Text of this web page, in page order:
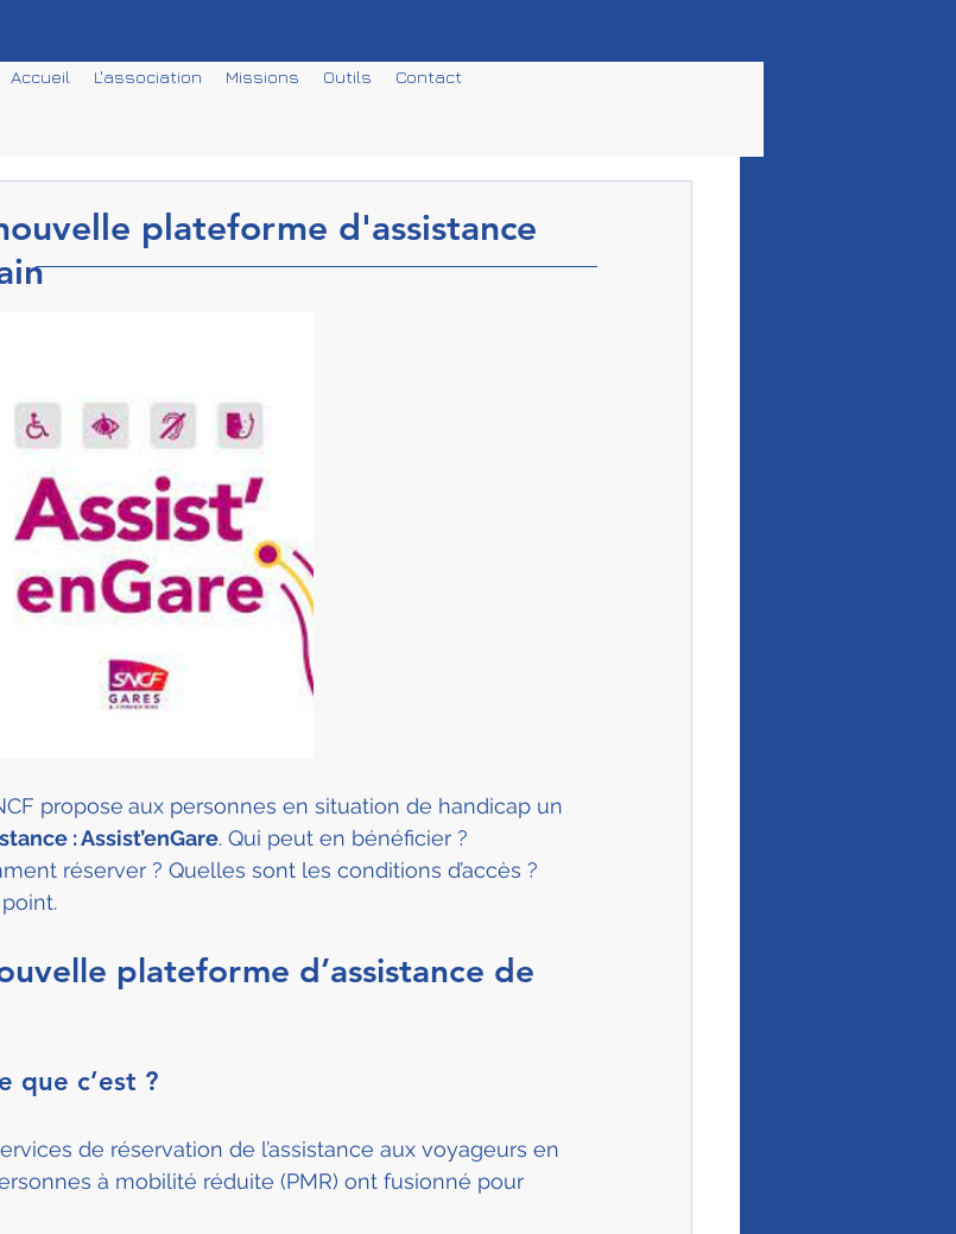
Accueil L'association Missions Outils Contact
plateforme d'assistance
propose aux personnes en situation de handicap un
: Assist’enGare. Qui peut en bénéficier ?
réserver ? Quelles sont les conditions d’accès ?
plateforme d’assistance de
que c’est ?
de réservation de l’assistance aux voyageurs en
à mobilité réduite (PMR) ont fusionné pour